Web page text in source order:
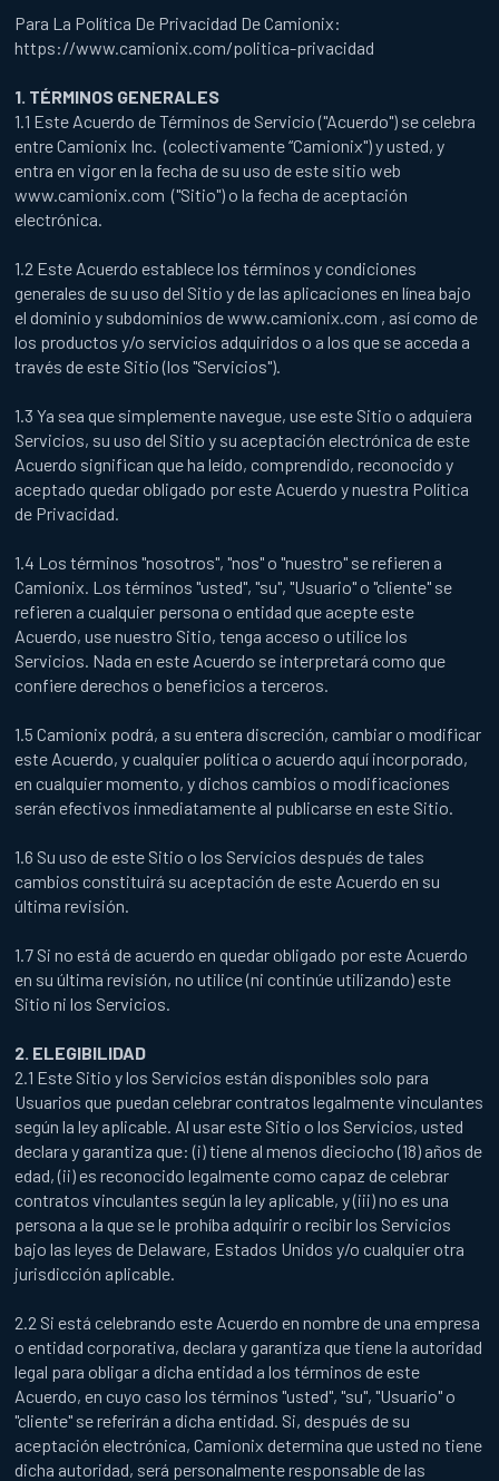
Para La Política De Privacidad De Camionix:
https://www.camionix.com/politica-privacidad
1. TÉRMINOS GENERALES
1.1 Este Acuerdo de Términos de Servicio ("Acuerdo") se celebra
entre Camionix Inc. (colectivamente “Camionix") y usted, y
entra en vigor en la fecha de su uso de este sitio web
www.camionix.com ("Sitio") o la fecha de aceptación
electrónica.
1.2 Este Acuerdo establece los términos y condiciones
generales de su uso del Sitio y de las aplicaciones en línea bajo
el dominio y subdominios de www.camionix.com , así como de
los productos y/o servicios adquiridos o a los que se acceda a
través de este Sitio (los "Servicios").
1.3 Ya sea que simplemente navegue, use este Sitio o adquiera
Servicios, su uso del Sitio y su aceptación electrónica de este
Acuerdo significan que ha leído, comprendido, reconocido y
aceptado quedar obligado por este Acuerdo y nuestra Política
de Privacidad.
1.4 Los términos "nosotros", "nos" o "nuestro" se refieren a
Camionix. Los términos "usted", "su", "Usuario" o "cliente" se
refieren a cualquier persona o entidad que acepte este
Acuerdo, use nuestro Sitio, tenga acceso o utilice los
Servicios. Nada en este Acuerdo se interpretará como que
confiere derechos o beneficios a terceros.
1.5 Camionix podrá, a su entera discreción, cambiar o modificar
este Acuerdo, y cualquier política o acuerdo aquí incorporado,
en cualquier momento, y dichos cambios o modificaciones
serán efectivos inmediatamente al publicarse en este Sitio.
1.6 Su uso de este Sitio o los Servicios después de tales
cambios constituirá su aceptación de este Acuerdo en su
última revisión.
1.7 Si no está de acuerdo en quedar obligado por este Acuerdo
en su última revisión, no utilice (ni continúe utilizando) este
Sitio ni los Servicios.
2. ELEGIBILIDAD
2.1 Este Sitio y los Servicios están disponibles solo para
Usuarios que puedan celebrar contratos legalmente vinculantes
según la ley aplicable. Al usar este Sitio o los Servicios, usted
declara y garantiza que: (i) tiene al menos dieciocho (18) años de
edad, (ii) es reconocido legalmente como capaz de celebrar
contratos vinculantes según la ley aplicable, y (iii) no es una
persona a la que se le prohíba adquirir o recibir los Servicios
bajo las leyes de Delaware, Estados Unidos y/o cualquier otra
jurisdicción aplicable.
2.2 Si está celebrando este Acuerdo en nombre de una empresa
o entidad corporativa, declara y garantiza que tiene la autoridad
legal para obligar a dicha entidad a los términos de este
Acuerdo, en cuyo caso los términos "usted", "su", "Usuario" o
"cliente" se referirán a dicha entidad. Si, después de su
aceptación electrónica, Camionix determina que usted no tiene
dicha autoridad, será personalmente responsable de las